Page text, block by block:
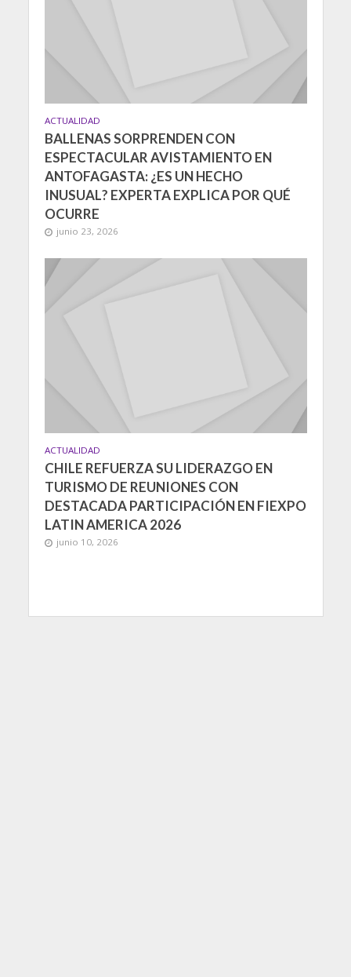
ACTUALIDAD
BALLENAS SORPRENDEN CON
ESPECTACULAR AVISTAMIENTO EN
ANTOFAGASTA: ¿ES UN HECHO
INUSUAL? EXPERTA EXPLICA POR QUÉ
OCURRE
junio 23, 2026
ACTUALIDAD
CHILE REFUERZA SU LIDERAZGO EN
TURISMO DE REUNIONES CON
DESTACADA PARTICIPACIÓN EN FIEXPO
LATIN AMERICA 2026
junio 10, 2026